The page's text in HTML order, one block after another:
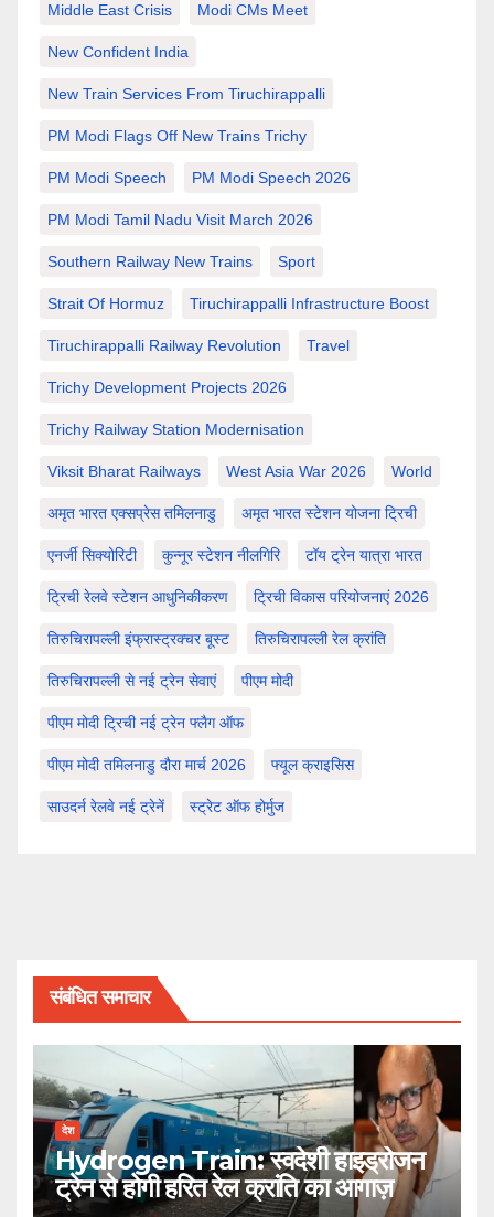
Middle East Crisis Modi CMs Meet
New Confident India
New Train Services From Tiruchirappalli
PM Modi Flags Off New Trains Trichy
PM Modi Speech PM Modi Speech 2026
PM Modi Tamil Nadu Visit March 2026
Southern Railway New Trains Sport
Strait Of Hormuz Tiruchirappalli Infrastructure Boost
Tiruchirappalli Railway Revolution Travel
Trichy Development Projects 2026
Trichy Railway Station Modernisation
Viksit Bharat Railways West Asia War 2026 World
अमृत भारत एक्सप्रेस तमिलनाडु अमृत भारत स्टेशन योजना ट्रिची
एनर्जी सिक्योरिटी कुन्नूर स्टेशन नीलगिरि टॉय ट्रेन यात्रा भारत
ट्रिची रेलवे स्टेशन आधुनिकीकरण ट्रिची विकास परियोजनाएं 2026
तिरुचिरापल्ली इंफ्रास्ट्रक्चर बूस्ट तिरुचिरापल्ली रेल क्रांति
तिरुचिरापल्ली से नई ट्रेन सेवाएं पीएम मोदी
पीएम मोदी ट्रिची नई ट्रेन फ्लैग ऑफ
पीएम मोदी तमिलनाडु दौरा मार्च 2026 फ्यूल क्राइसिस
साउदर्न रेलवे नई ट्रेनें स्ट्रेट ऑफ होर्मुज
संबंधित समाचार
देश
Hydrogen Train: स्वदेशी हाइड्रोजन
ट्रेन से होगी हरित रेल क्रांति का आगाज़